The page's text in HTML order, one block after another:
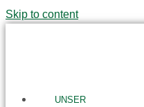
Skip to content
UNSER